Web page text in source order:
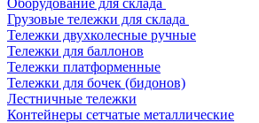
Оборудование для склада
Грузовые тележки для склада
Тележки двухколесные ручные
Тележки для баллонов
Тележки платформенные
Тележки для бочек (бидонов)
Лестничные тележки
Контейнеры сетчатые металлические